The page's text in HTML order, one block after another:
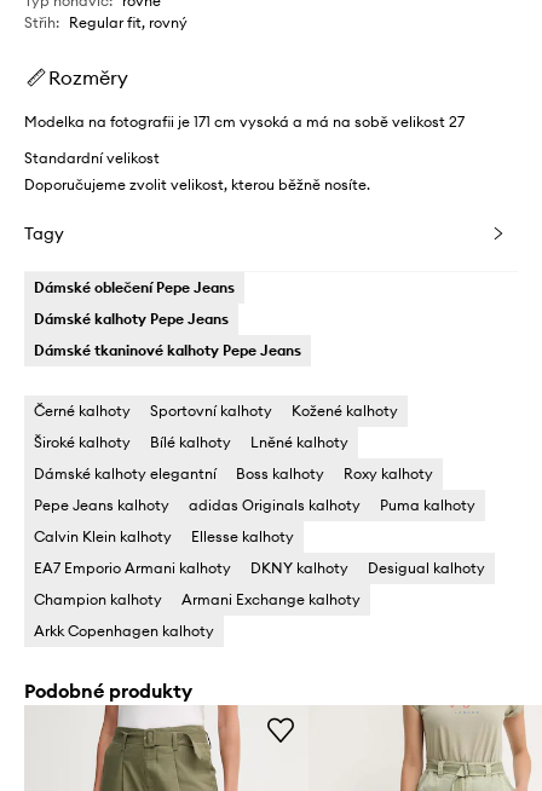
Střih: Regular fit, rovný
Rozměry
Modelka na fotografii je 171 cm vysoká a má na sobě velikost 27
Standardní velikost
Doporučujeme zvolit velikost, kterou běžně nosíte.
Tagy
Dámské oblečení Pepe Jeans
Dámské kalhoty Pepe Jeans
Dámské tkaninové kalhoty Pepe Jeans
Černé kalhoty Sportovní kalhoty
Kožené kalhoty
Široké kalhoty
Bílé kalhoty
Lněné kalhoty
Dámské kalhoty elegantní
Boss kalhoty
Roxy kalhoty
Pepe Jeans kalhoty
adidas Originals kalhoty
Puma kalhoty
Calvin Klein kalhoty
Ellesse kalhoty
EA7 Emporio Armani kalhoty
DKNY kalhoty
Desigual kalhoty
Champion kalhoty
Armani Exchange kalhoty
Arkk Copenhagen kalhoty
Podobné produkty